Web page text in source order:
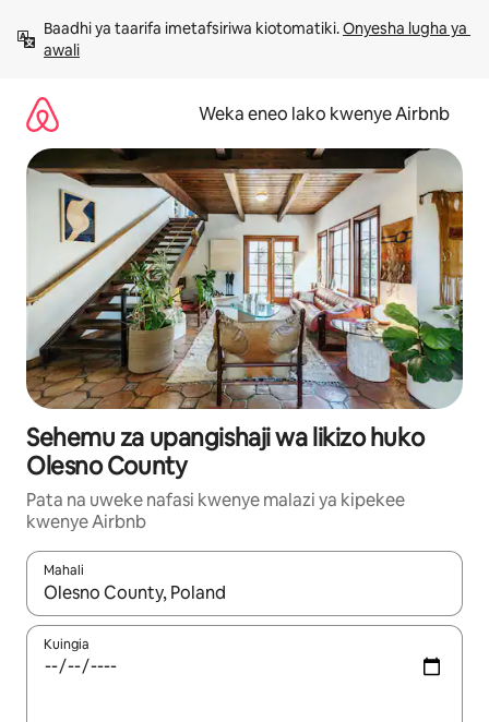
kwenda
kwenye
Baadhi ya taarifa imetafsiriwa kiotomatiki. Onyesha lugha ya
awali
Weka eneo lako kwenye Airbnb
Sehemu za upangishaji wa likizo huko
Olesno County
Pata na uweke nafasi kwenye malazi ya kipekee
kwenye Airbnb
Mahali
Wakati matokeo yanapatikana, vinjari kwa kutumia vitufe vya
Kuingia